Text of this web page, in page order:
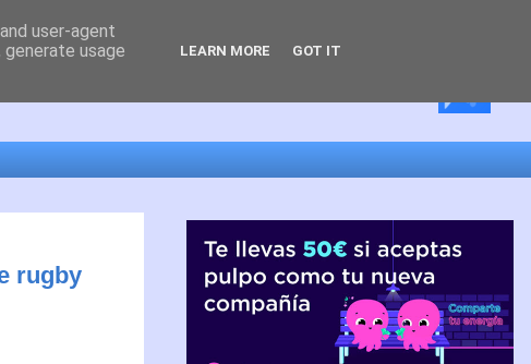
rugby
user-agent
usage
LEARN MORE GOT IT